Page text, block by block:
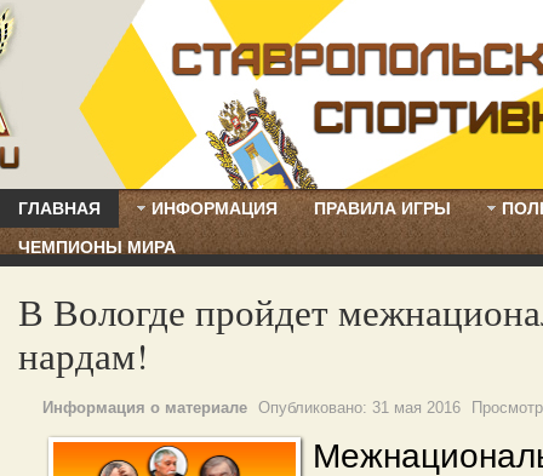
ГЛАВНАЯ ИНФОРМАЦИЯ ПРАВИЛА ИГРЫ
ЧЕМПИОНЫ МИРА
В Вологде пройдет
нардам!
Информация о материале Опубликовано: 31 мая 2016